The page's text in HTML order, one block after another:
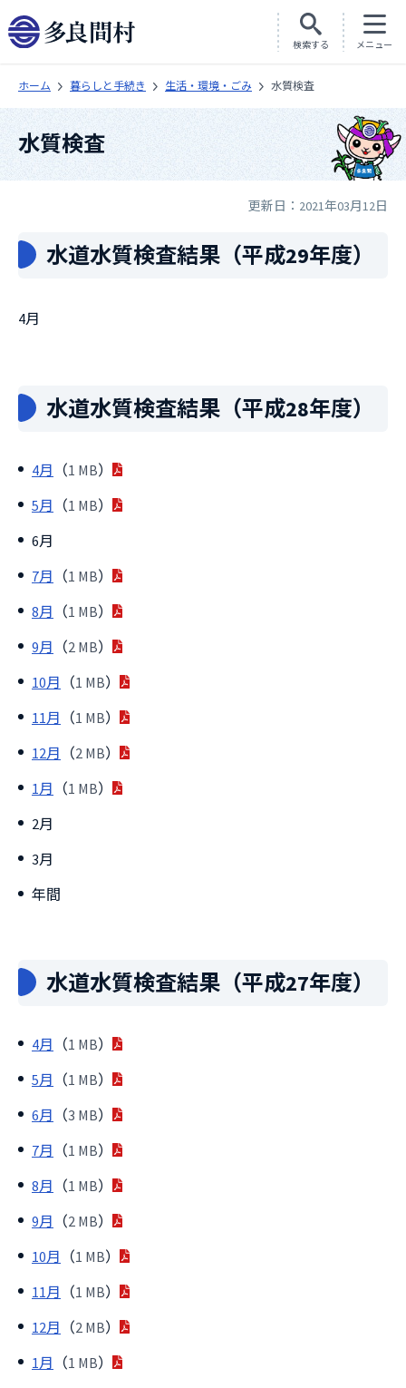
検索する メニュー
ホーム 暮らしと手続き 生活・環境・ごみ 水質検査
水質検査
更新日：2021年03月12日
水道水質検査結果（平成29年度）
4月
水道水質検査結果（平成28年度）
4月 （1 MB）
5月 （1 MB）
6月
7月 （1 MB）
8月 （1 MB）
9月 （2 MB）
10月 （1 MB）
11月 （1 MB）
12月 （2 MB）
1月 （1 MB）
2月
3月
年間
水道水質検査結果（平成27年度）
4月 （1 MB）
5月 （1 MB）
6月 （3 MB）
7月 （1 MB）
8月 （1 MB）
9月 （2 MB）
10月 （1 MB）
11月 （1 MB）
12月 （2 MB）
1月 （1 MB）